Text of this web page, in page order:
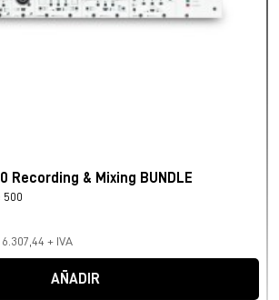
Recording & Mixing BUNDLE
500
+ IVA
AÑADIR